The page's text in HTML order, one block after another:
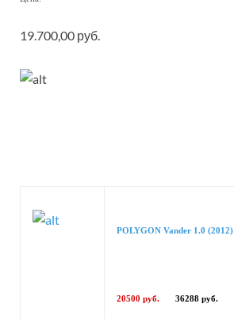
19.700,00 руб.
POLYGON Vander 1.0 (2012)
20500 руб. 36288 руб.